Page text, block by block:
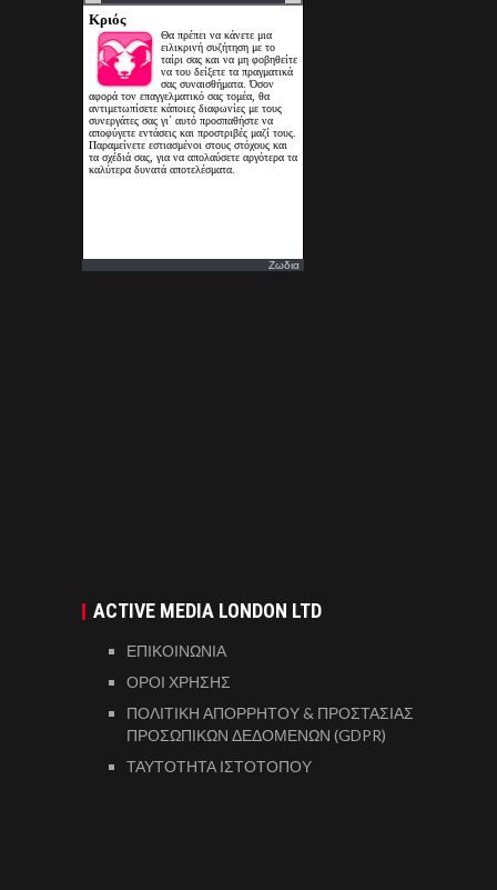
Ζωδια
ACTIVE MEDIA LONDON LTD
ΕΠΙΚΟΙΝΩΝΙΑ
ΟΡΟΙ ΧΡΗΣΗΣ
ΠΟΛΙΤΙΚΗ ΑΠΟΡΡΗΤΟΥ & ΠΡΟΣΤΑΣΙΑΣ
ΠΡΟΣΩΠΙΚΩΝ ΔΕΔΟΜΕΝΩΝ (GDPR)
ΤΑΥΤΟΤΗΤΑ ΙΣΤΟΤΟΠΟΥ